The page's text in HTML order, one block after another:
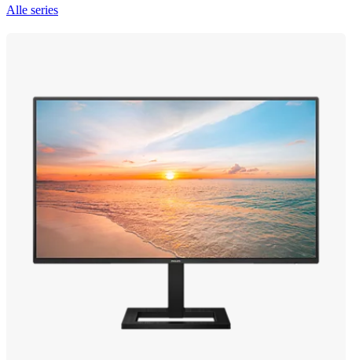
Alle series